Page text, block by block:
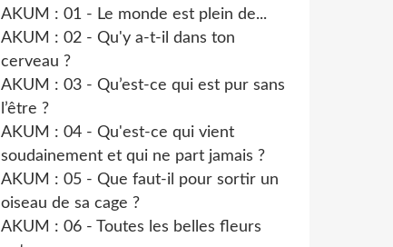
AKUM : 01 - Le monde est plein de...
AKUM : 02 - Qu'y a-t-il dans ton
cerveau ?
AKUM : 03 - Qu’est-ce qui est pur sans
l’être ?
AKUM : 04 - Qu'est-ce qui vient
soudainement et qui ne part jamais ?
AKUM : 05 - Que faut-il pour sortir un
oiseau de sa cage ?
AKUM : 06 - Toutes les belles fleurs